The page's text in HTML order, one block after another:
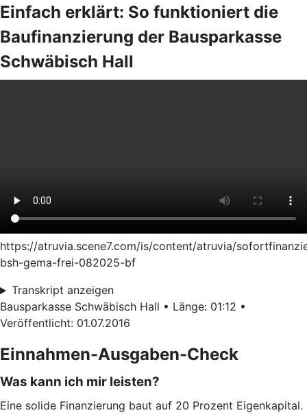
Einfach erklärt: So funktioniert die
Baufinanzierung der Bausparkasse
Schwäbisch Hall
https://atruvia.scene7.com/is/content/atruvia/
bsh-gema-frei-082025-bf
Transkript anzeigen
Bausparkasse Schwäbisch Hall • Länge: 01:12 •
Veröffentlicht: 01.07.2016
Einnahmen-Ausgaben-Check
Was kann ich mir leisten?
Eine solide Finanzierung baut auf 20 Prozent Eigenkapital.